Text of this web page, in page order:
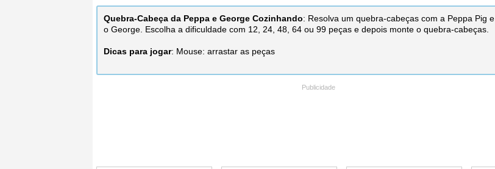
Quebra-Cabeça da Peppa e George Cozinhando: Resolva um quebra-cabeças com a Peppa Pig e
o George. Escolha a dificuldade com 12, 24, 48, 64 ou 99 peças e depois monte o quebra-cabeças.
Dicas para jogar: Mouse: arrastar as peças